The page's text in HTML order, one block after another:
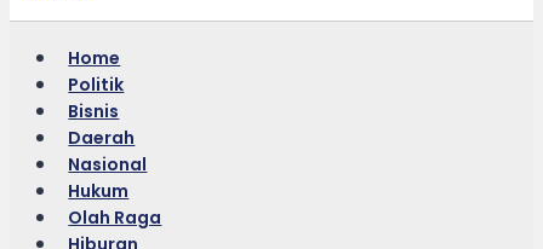
Home
Politik
Bisnis
Daerah
Nasional
Hukum
Olah Raga
Hiburan